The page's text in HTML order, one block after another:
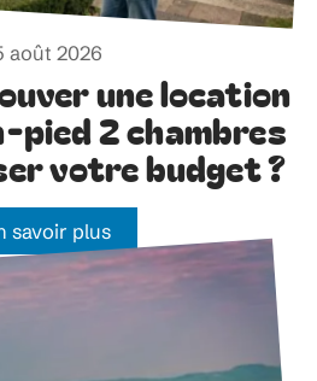
août 2026
une location
pied 2 chambres
votre budget ?
savoir plus